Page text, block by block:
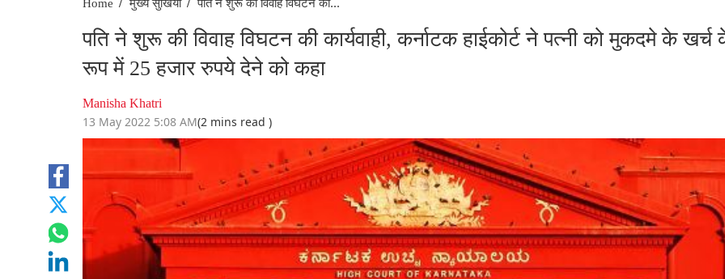
Home मुख्य सुर्खियां
पति ने शुरू की विवाह विघटन की कार्यवाही, कर्नाटक हाईकोर्ट ने पत्नी को मुकदमे के खर्च
रूप में 25 हजार रुपये देने को कहा
Manisha Khatri
13 May 2022 5:08 AM(2 mins read )